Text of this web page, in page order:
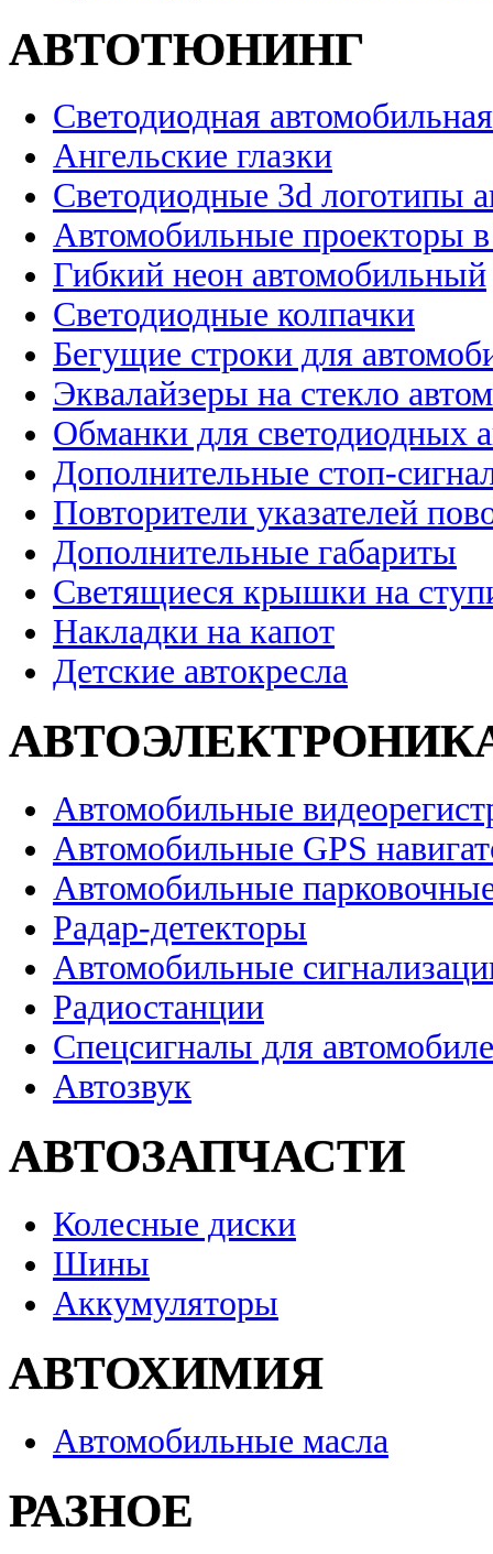
АВТОТЮНИНГ
Светодиодная
Ангельские глазки
Светодиодные 3d логотипы
Автомобильные проекторы
Гибкий неон автомобильный
Светодиодные колпачки
Бегущие строки для
Эквалайзеры на стекло
Обманки для светодиодных
Дополнительные стоп-
Повторители указателей
Дополнительные габариты
Светящиеся крышки на
Накладки на капот
Детские автокресла
Автомобильные
Автомобильные GPS
Автомобильные
Радар-детекторы
Автомобильные
Радиостанции
Спецсигналы для
Автозвук
АВТОЗАПЧАСТИ
Колесные диски
Шины
Аккумуляторы
АВТОХИМИЯ
Автомобильные масла
РАЗНОЕ